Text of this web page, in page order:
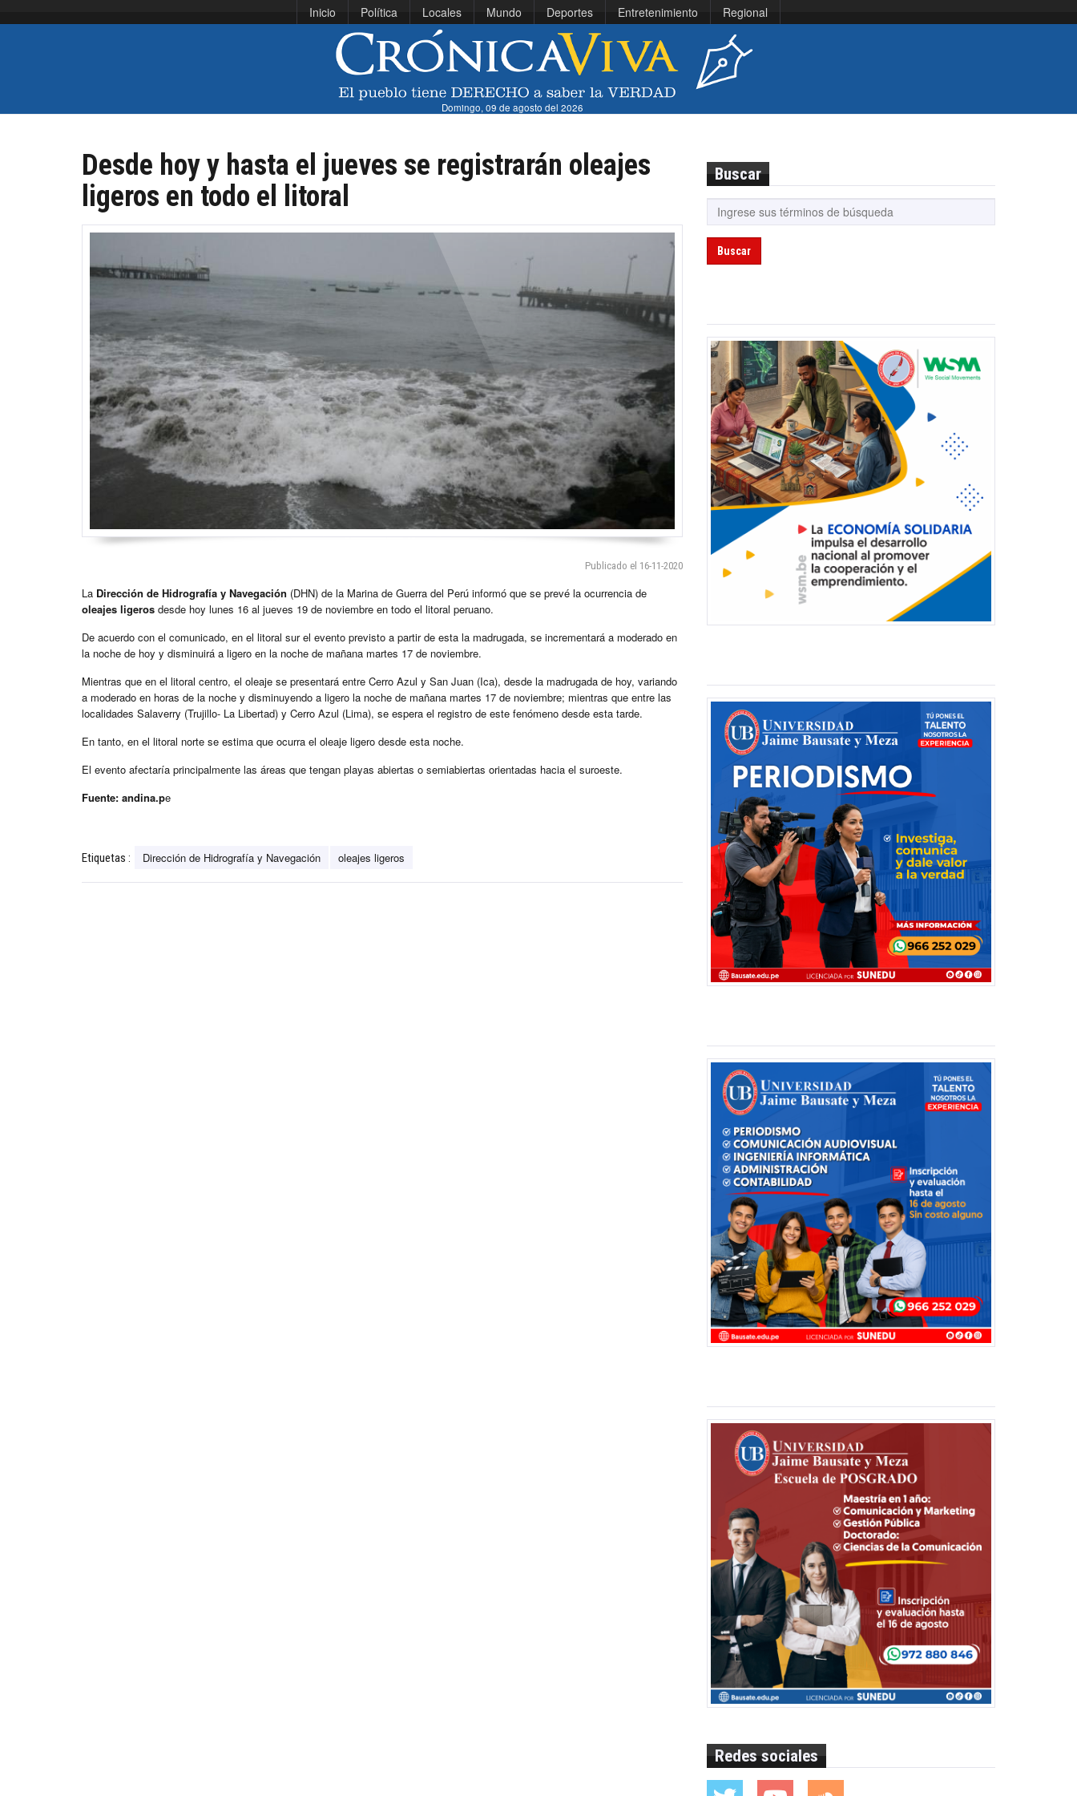
Inicio Política Locales Mundo Deportes Entretenimiento Regional
Domingo, 09 de agosto del 2026
Desde hoy y hasta el jueves se registrarán oleajes
ligeros en todo el litoral
Publicado el 16-11-2020
La Dirección de Hidrografía y Navegación (DHN) de la Marina de Guerra del Perú informó que se prevé la ocurrencia de
oleajes ligeros desde hoy lunes 16 al jueves 19 de noviembre en todo el litoral peruano.
De acuerdo con el comunicado, en el litoral sur el evento previsto a partir de esta la madrugada, se incrementará a moderado en
la noche de hoy y disminuirá a ligero en la noche de mañana martes 17 de noviembre.
Mientras que en el litoral centro, el oleaje se presentará entre Cerro Azul y San Juan (Ica), desde la madrugada de hoy, variando
a moderado en horas de la noche y disminuyendo a ligero la noche de mañana martes 17 de noviembre; mientras que entre las
localidades Salaverry (Trujillo- La Libertad) y Cerro Azul (Lima), se espera el registro de este fenómeno desde esta tarde.
En tanto, en el litoral norte se estima que ocurra el oleaje ligero desde esta noche.
El evento afectaría principalmente las áreas que tengan playas abiertas o semiabiertas orientadas hacia el suroeste.
Fuente: andina.pe
Etiquetas : Dirección de Hidrografía y Navegación oleajes ligeros
Buscar
Buscar
Redes sociales